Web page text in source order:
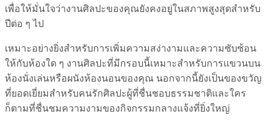
เพื่อให้มั่นใจว่างานศิลปะของคุณยังคงอยู่ในสภาพสูงสุดสำหรับ
ปีต่อ ๆ ไป
เหมาะอย่างยิ่งสำหรับการเพิ่มความสง่างามและความซับซ้อน
ให้กับห้องใด ๆ งานศิลปะที่มีกรอบนี้เหมาะสำหรับการแขวนบน
ห้องนั่งเล่นหรือผนังห้องนอนของคุณ นอกจากนี้ยังเป็นของขวัญ
ที่ยอดเยี่ยมสำหรับคนรักศิลปะผู้ที่ชื่นชอบธรรมชาติและใคร
ก็ตามที่ชื่นชมความงามของกิจกรรมกลางแจ้งที่ยิ่งใหญ่